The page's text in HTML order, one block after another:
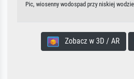
Pic, wiosenny wodospad przy niskiej
Zobacz w 3D / AR